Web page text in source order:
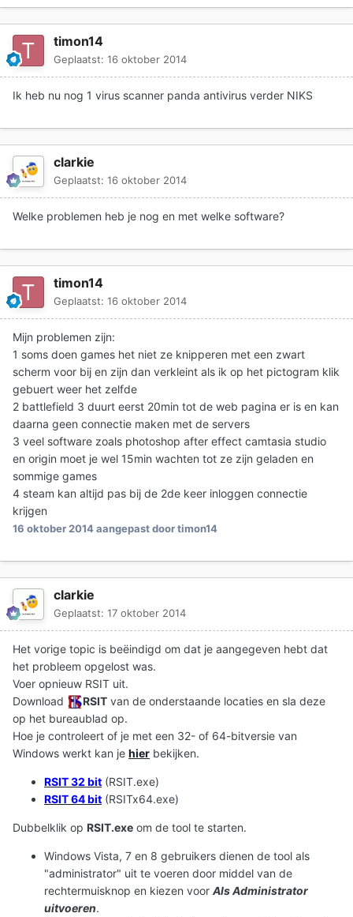
timon14
Geplaatst: 16 oktober 2014
Ik heb nu nog 1 virus scanner panda antivirus verder NIKS
clarkie
Geplaatst: 16 oktober 2014
Welke problemen heb je nog en met welke software?
timon14
Geplaatst: 16 oktober 2014
Mijn problemen zijn:
1 soms doen games het niet ze knipperen met een zwart
scherm voor bij en zijn dan verkleint als ik op het pictogram klik
gebuert weer het zelfde
2 battlefield 3 duurt eerst 20min tot de web pagina er is en kan
daarna geen connectie maken met de servers
3 veel software zoals photoshop after effect camtasia studio
en origin moet je wel 15min wachten tot ze zijn geladen en
sommige games
4 steam kan altijd pas bij de 2de keer inloggen connectie
krijgen
16 oktober 2014aangepast door timon14
clarkie
Geplaatst: 17 oktober 2014
Het vorige topic is beëindigd om dat je aangegeven hebt dat
het probleem opgelost was.
Voer opnieuw RSIT uit.
Download
RSIT van de onderstaande locaties en sla deze
op het bureaublad op.
Hoe je controleert of je met een 32- of 64-bitversie van
Windows werkt kan je hier bekijken.
RSIT 32 bit (RSIT.exe)
RSIT 64 bit (RSITx64.exe)
Dubbelklik op RSIT.exe om de tool te starten.
Windows Vista, 7 en 8 gebruikers dienen de tool als
"administrator" uit te voeren door middel van de
rechtermuisknop en kiezen voor Als Administrator
uitvoeren.